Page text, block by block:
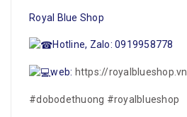
Royal Blue Shop
Hotline, Zalo: 0919958778
web: https://royalblueshop.vn
#dobodethuong #royalblueshop